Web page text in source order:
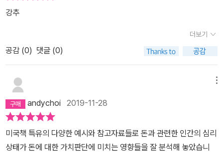
만 내가 관리.잊고있다 20년후에 준다.돈이 생기면 금액의 10프로는
되도록 씨앗처럼 묻는다. (저금통에 넣고 한달에 한번은 꼭 은행에 가
서 직접 저금하도록)만원이 있으면 천원. 5만원이 있음 5천원.부담감
이 없다.나머지 돈은 다 알아서 하라 그런다. 그러면 아이들이 자기가
가진 돈에서 5프로. 10프로 떼어내어 스스로 돈관리를 하더라. 그래
야 돈쓸때 마음이 편하다나.^^ . ..막내의 씨앗통장은 증권사 cma통
장. 이율이 은행보다 높고 안전. 신한금융투자의 10년전 이름은 굿모
닝신한증권^^____________________________.💵💲부의 감각을 키우
려면 돈을 묻고 잊는게 필수조건💲💵💵 ________________________
______________
강추
더보기
공감 (0) 댓글 (0)
andychoi 2019-11-28
미국책 특유의 다양한 예시와 참고자료들로 돈과 관련한 인간의 심리
상태가 돈에 대한 가치판단에 미치는 영향들을 잘 분석해 놓았습니